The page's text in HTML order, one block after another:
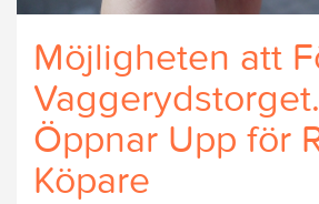
Möjligheten att
Öppnar Upp för
Köpare